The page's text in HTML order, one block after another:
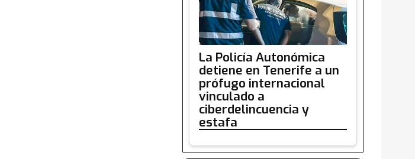
La Policía Autonómica
detiene en Tenerife a un
prófugo internacional
vinculado a
ciberdelincuencia y
estafa